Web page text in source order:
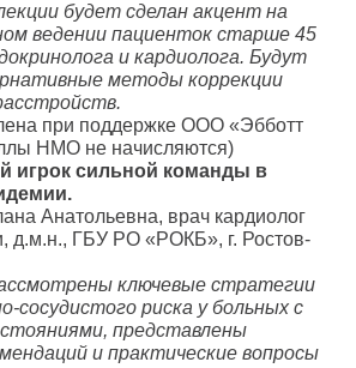
будет сделан акцент на
ведении пациенток старше 45
и кардиолога. Будут
методы коррекции
при поддержке ООО «Эбботт
НМО не начисляются)
игрок сильной команды в
Анатольевна, врач кардиолог
д.м.н., ГБУ РО «РОКБ», г. Ростов-
ключевые стратегии
сосудистого риска у больных с
представлены
и практические вопросы